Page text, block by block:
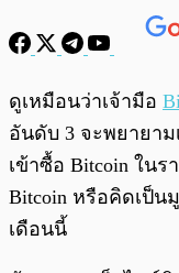
พร้อมเล่น
ดูเหมือนว่าเจ้ามือ
อันดับ 3 จะพยายา
เข้าซื้อ Bitcoin ในร
Bitcoin หรือคิดเป็
เดือนนี้